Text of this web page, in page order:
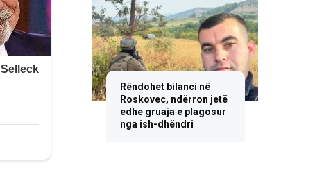
Rëndohet bilanci në
Roskovec, ndërron jetë
edhe gruaja e plagosur
nga ish-dhëndri